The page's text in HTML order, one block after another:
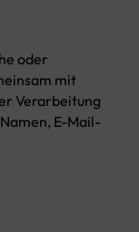
oder
mit
Verarbeitung
E-Mail-